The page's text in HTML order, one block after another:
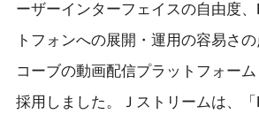
ーザーインターフェイスの自由度
トフォンへの展開・運用の容易さ
コーブの動画配信プラットフォー
採用しました。Ｊストリームは、